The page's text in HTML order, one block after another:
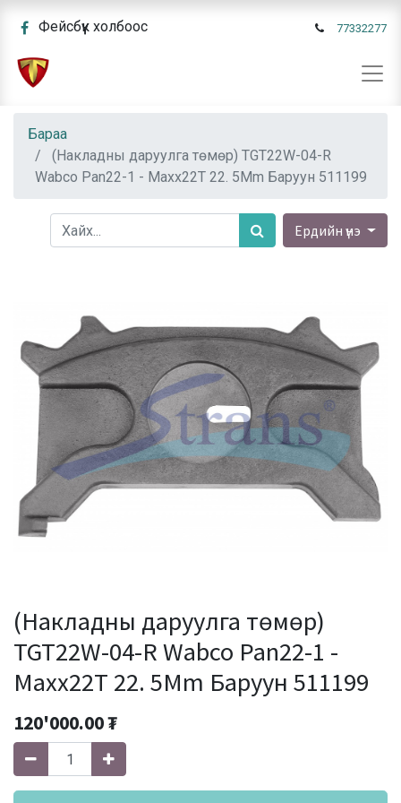
Фейсбүүк холбоос 77332277
Бараа
(Накладны даруулга төмөр) TGT22W-04-R
Wabco Pan22-1 - Maxx22T 22. 5Mm Баруун 511199
Ердийн үнэ
(Накладны даруулга төмөр)
TGT22W-04-R Wabco Pan22-1 -
Maxx22T 22. 5Mm Баруун 511199
120'000.00₮